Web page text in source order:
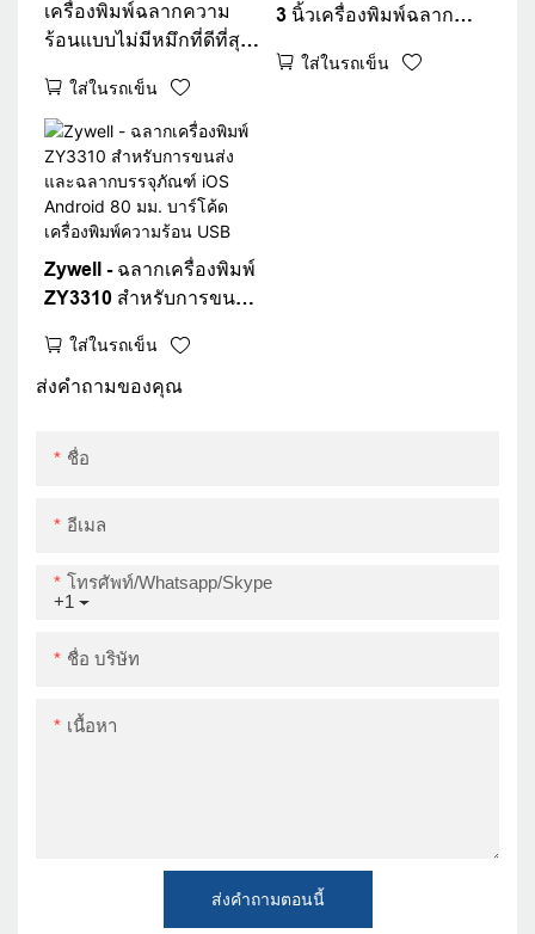
เครื่องพิมพ์ฉลากความ
ร้อนแบบไม่มีหมึกที่ดีที่สุด
System ZY3310
BLUETOOTH
BARCODE BARCODE
QR รหัสเครื่องพิมพ์
USB+RS
ใส่ในรถเข็น
3 นิ้วเครื่องพิมพ์ฉลาก
ตาราง win xp/7/8/10
ใส่ในรถเข็น
Zywell - ฉลากเครื่องพิมพ์
ZY3310 สำหรับการขนส่ง
Android 80 มม. บาร์โค้ด
เครื่องพิมพ์ความร้อน
ใส่ในรถเข็น
ส่งคำถามของคุณ
ชื่อ
อีเมล
+1
โทรศัพท์/whatsapp/skype
ชื่อ บริษัท
เนื้อหา
ส่งคำถามตอนนี้